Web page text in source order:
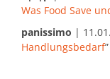
Was Food Save
panissimo |
Handlungsbedarf”